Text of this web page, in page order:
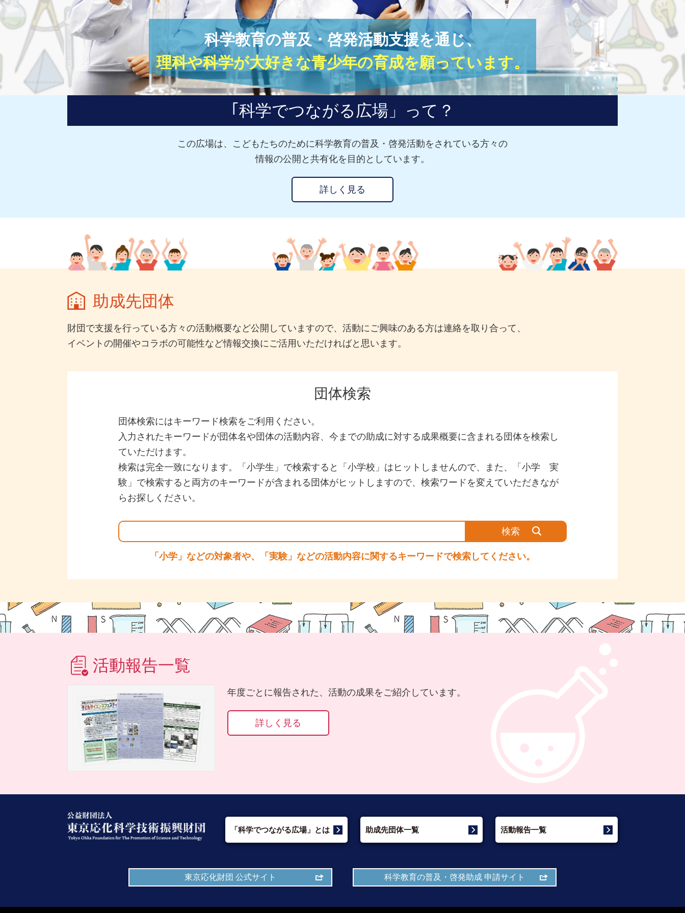
科学教育の普及・啓発活動支援を通じ、
理科や科学が大好きな青少年の育成を願っています。
｢科学でつながる広場」って？
この広場は、こどもたちのために科学教育の普及・啓発活動をされている方々の
情報の公開と共有化を目的としています。
詳しく見る
助成先団体​
財団で支援を行っている方々の活動概要など公開していますので、活動にご興味のある方は連絡を取り合って、
イベントの開催やコラボの可能性など情報交換にご活用いただければと思います。
団体検索
団体検索にはキーワード検索をご利用ください。
入力されたキーワードが団体名や団体の活動内容、今までの助成に対する成果概要に含まれる団体を検索し
ていただけます。
検索は完全一致になります。「小学生」で検索すると「小学校」はヒットしませんので、また、「小学 実
験」で検索すると両方のキーワードが含まれる団体がヒットしますので、検索ワードを変えていただきなが
らお探しください。
「小学」などの対象者や、「実験」などの活動内容に関するキーワードで検索してください。
活動報告一覧
年度ごとに報告された、活動の成果をご紹介しています。
詳しく見る
「科学でつながる広場」とは 助成先団体一覧 活動報告一覧
東京応化財団 公式サイト 科学教育の普及・啓発助成 申請サイト